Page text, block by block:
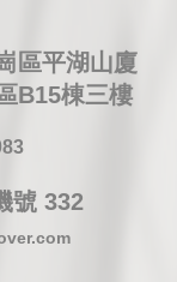
區平湖山廈
B15棟三樓
號 332